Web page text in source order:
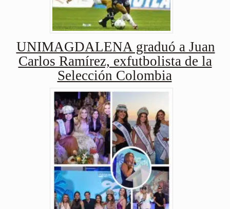
UNIMAGDALENA graduó a Juan
Carlos Ramírez, exfutbolista de la
Selección Colombia